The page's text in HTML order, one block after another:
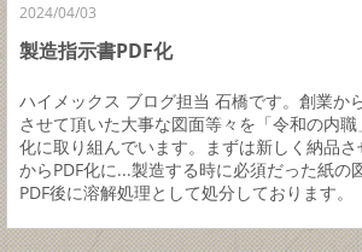
2024/04/03
製造指示書PDF化
ハイメックス ブログ担当 石橋です。創業か
させて頂いた大事な図面等々を「令和の内
化に取り組んでいます。まずは新しく納品さ
からPDF化に...製造する時に必須だった紙の
PDF後に溶解処理として処分しております。